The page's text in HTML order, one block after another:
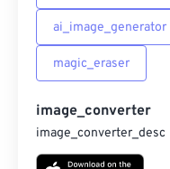
ai_image_generator
magic_eraser
image_converter
image_converter_desc